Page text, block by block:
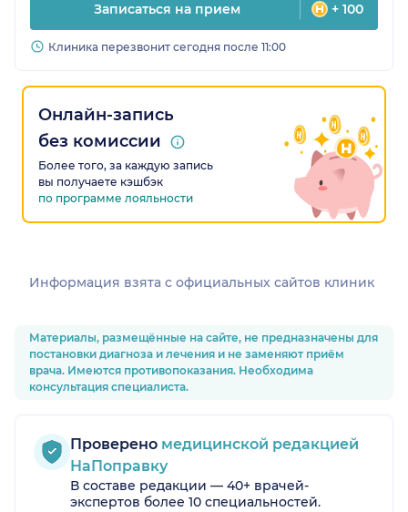
Записаться на прием + 100
Клиника перезвонит сегодня после 11:00
Онлайн-запись
без комиссии
Более того, за каждую запись
вы получаете кэшбэк
по программе лояльности
Информация взята c официальных сайтов клиник
Материалы, размещённые на сайте, не предназначены для
постановки диагноза и лечения и не заменяют приём
врача. Имеются противопоказания. Необходима
консультация специалиста.
Проверено медицинской редакцией
НаПоправку
В составе редакции — 40+ врачей-
экспертов более 10 специальностей.